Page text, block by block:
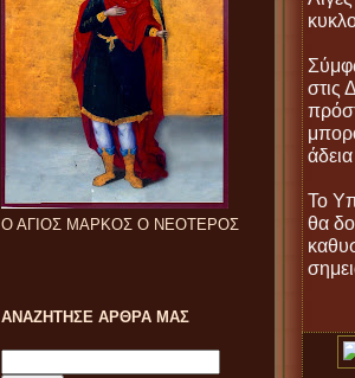
Ο ΑΓΙΟΣ ΜΑΡΚΟΣ Ο ΝΕΟΤΕΡΟΣ
ΑΝΑΖΗΤΗΣΕ ΑΡΘΡΑ ΜΑΣ
στις
Το
θα